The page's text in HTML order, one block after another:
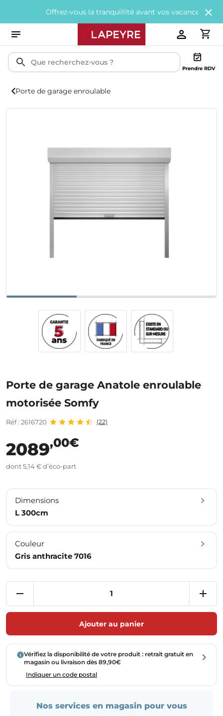
Offrez-vous la tranquillité avant vos vacances avec200€
Prendre RDV
Porte de garage enroulable
Porte de garage Anatole enroulable
motorisée Somfy
Réf : 2616720 (22)
2089,00€
dont 5,14 € d’éco-part
Dimensions
L 300cm
Couleur
Gris anthracite 7016
Ajouter au panier
Vérifiez la disponibilité de votre produit : retrait gratuit en
magasin ou livraison dès 89,90€
Indiquer un code postal
Nos services en magasin pour vous